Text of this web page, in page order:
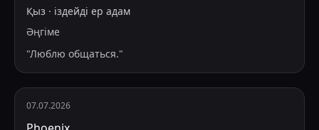
Қыз · іздейді ер адам
Әңгіме
"Люблю общаться."
07.07.2026